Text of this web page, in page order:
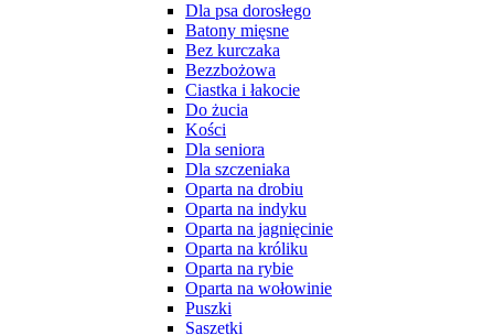
Dla psa dorosłego
Batony mięsne
Bez kurczaka
Bezzbożowa
Ciastka i łakocie
Do żucia
Kości
Dla seniora
Dla szczeniaka
Oparta na drobiu
Oparta na indyku
Oparta na jagnięcinie
Oparta na króliku
Oparta na rybie
Oparta na wołowinie
Puszki
Saszetki